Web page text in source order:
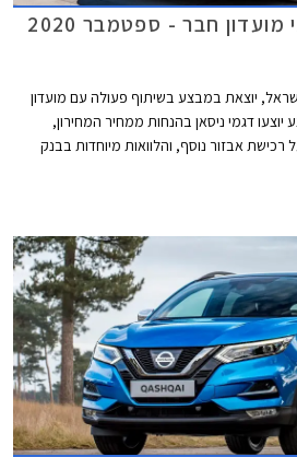
חבר - ספטמבר 2020
יוצאת במבצע בשיתוף פעולה עם מועדון
דגמי ניסאן בהנחות ממחיר המחירון,
אבזור נוסף, והלוואות מיוחדות בבנק
חבר ליס עם חלוקת תשלומים בדומה לעסקת